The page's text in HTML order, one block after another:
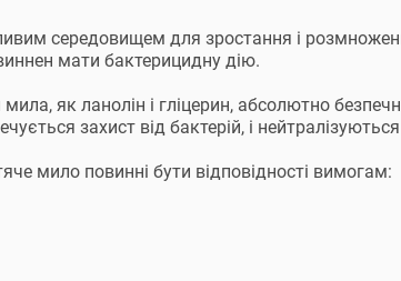
середовищем для зростання і
мати бактерицидну дію.
мила, як ланолін і гліцерин, абсолютно
захист від бактерій, і
мило повинні бути відповідності вимогам: